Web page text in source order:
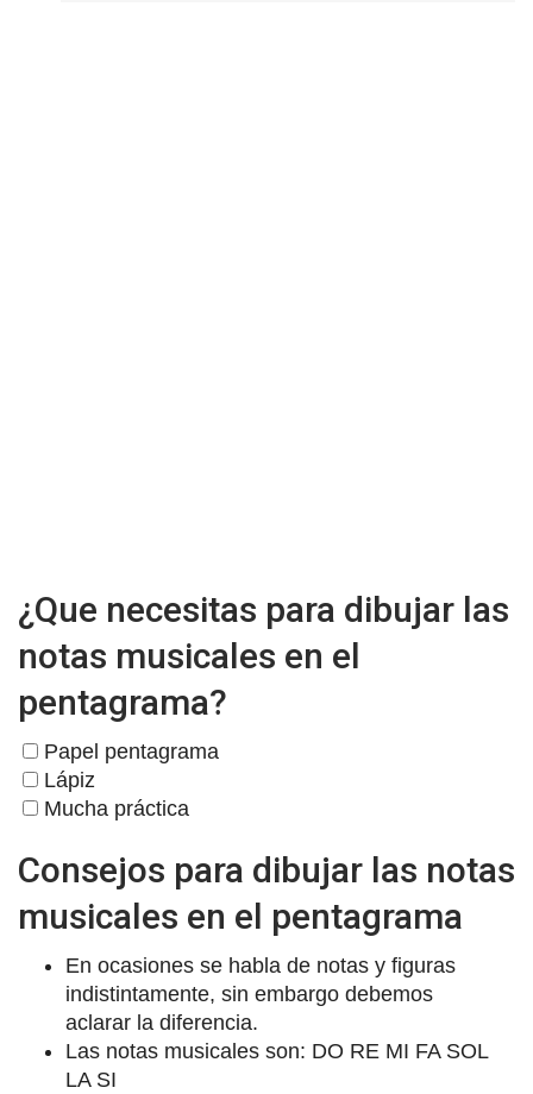
¿Que necesitas para dibujar las
notas musicales en el
pentagrama?
Papel pentagrama
Lápiz
Mucha práctica
Consejos para dibujar las notas
musicales en el pentagrama
En ocasiones se habla de notas y figuras
indistintamente, sin embargo debemos
aclarar la diferencia.
Las notas musicales son: DO RE MI FA SOL
LA SI